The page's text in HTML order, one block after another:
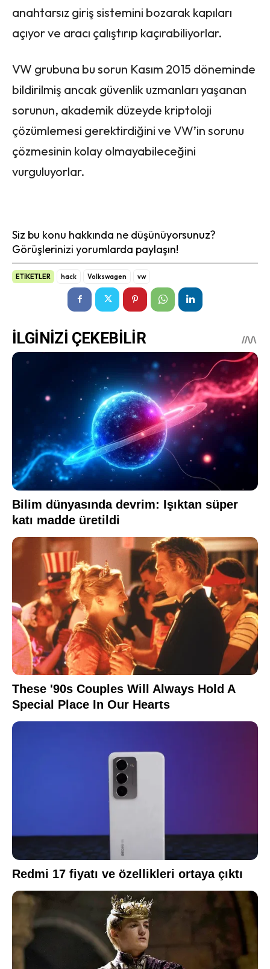
anahtarsız giriş sistemini bozarak kapıları
açıyor ve aracı çalıştırıp kaçırabiliyorlar.
VW grubuna bu sorun Kasım 2015 döneminde
bildirilmiş ancak güvenlik uzmanları yaşanan
sorunun, akademik düzeyde kriptoloji
çözümlemesi gerektirdiğini ve VW’in sorunu
çözmesinin kolay olmayabileceğini
vurguluyorlar.
Siz bu konu hakkında ne düşünüyorsunuz?
Görüşlerinizi yorumlarda paylaşın!
ETİKETLER hack Volkswagen vw